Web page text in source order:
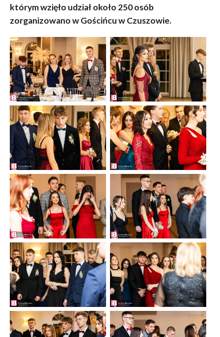
którym wzięło udział około 250 osób
zorganizowano w Gościńcu w Czuszowie.